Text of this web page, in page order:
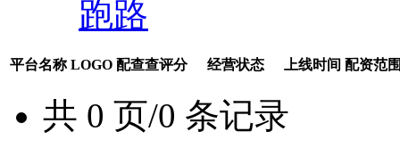
跑路
平台名称 LOGO 配查查评分 经营状态 上线时间 配资范
共 0 页/0 条记录